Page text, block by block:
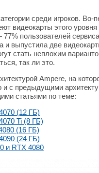
среди игроков. Во-
видеокарты этого
пользователей
выпустила две
стать неплохим
так ли это.
Ampere, на
с предыдущими
статьями по теме:
(12 ГБ)
Ti (8 ГБ)
(16 ГБ)
(24 ГБ)
и RTX 4080